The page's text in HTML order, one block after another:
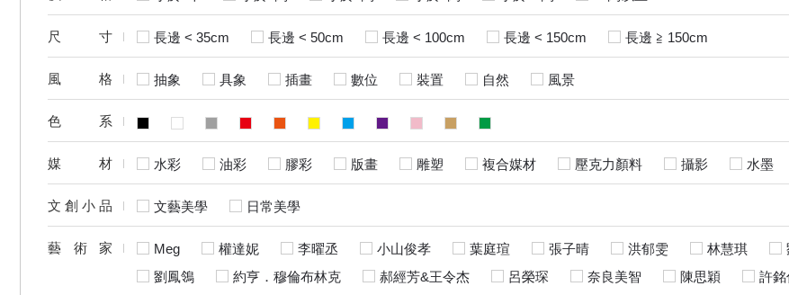
尺寸 長邊 < 35cm 長邊 < 50cm 長邊 < 100cm 長邊 < 150cm 長邊 ≧ 150cm
風格 抽象 具象 插畫 數位 裝置 自然 風景
色系
媒材 水彩 油彩 膠彩 版畫 雕塑 複合媒材 壓克力顏料 攝影 水墨
文創小品 文藝美學 日常美學
藝 術 家 Meg 權達妮 李曜丞 小山俊孝 葉庭瑄 張子晴 洪郁雯 林慧琪
劉鳳鴒
約亨．穆倫布林克 郝經芳&王令杰 呂榮琛 奈良美智 陳思穎 許銘